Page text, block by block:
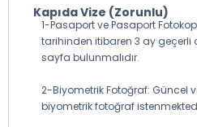
Kapıda Vize (Zorunlu)
1-Pasaport ve Pasaport
tarihinden itibaren 3 ay geçerli
sayfa bulunmalıdır.
2-Biyometrik Fotoğraf: Güncel
biyometrik fotoğraf